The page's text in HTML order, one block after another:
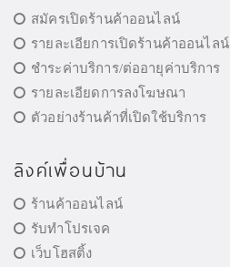
สมัครเปิดร้านค้าออนไลน์
รายละเอียการเปิดร้านค้าออนไลน์
ชำระค่าบริการ/ต่ออายุค่าบริการ
รายละเอียดการลงโฆษณา
ตัวอย่างร้านค้าที่เปิดใช้บริการ
ลิงค์เพื่อนบ้าน
ร้านค้าออนไลน์
รับทำโปรเจค
เว็บโฮสติ้ง